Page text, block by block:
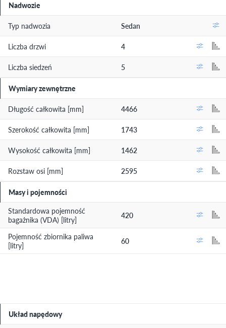
Nadwozie
Typ nadwozia Sedan
Liczba drzwi 4
Liczba siedzeń 5
Wymiary zewnętrzne
Długość całkowita [mm] 4466
Szerokość całkowita [mm] 1743
Wysokość całkowita [mm] 1462
Rozstaw osi [mm] 2595
Masy i pojemności
Standardowa pojemność
bagażnika (VDA) [litry]
420
Pojemność zbiornika paliwa
[litry]
60
Układ napędowy